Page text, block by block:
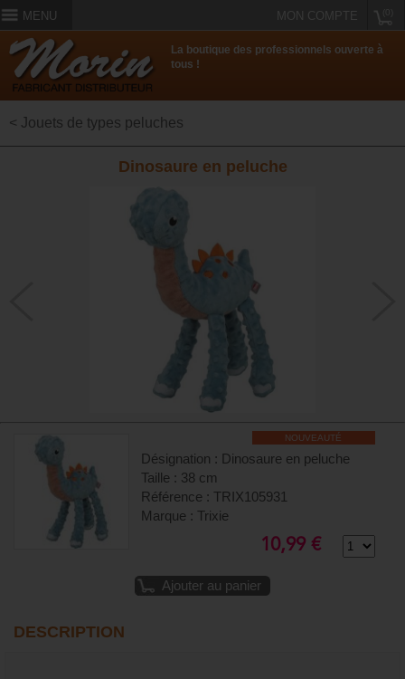
MENU MON COMPTE
La boutique des professionnels ouverte à
tous !
< Jouets de types peluches
Dinosaure en peluche
NOUVEAUTÉ
Désignation : Dinosaure en peluche
Taille : 38 cm
Référence : TRIX105931
Marque : Trixie
10,99 €
Ajouter au panier
DESCRIPTION